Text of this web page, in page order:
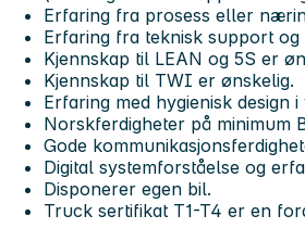
Erfaring fra prosess eller
Erfaring fra teknisk support og
Kjennskap til LEAN og 5S er
Kjennskap til TWI er ønskelig.
Erfaring med hygienisk design
Norskferdigheter på minimum
Gode
Digital systemforståelse og
Disponerer egen bil.
Truck sertifikat T1-T4 er en